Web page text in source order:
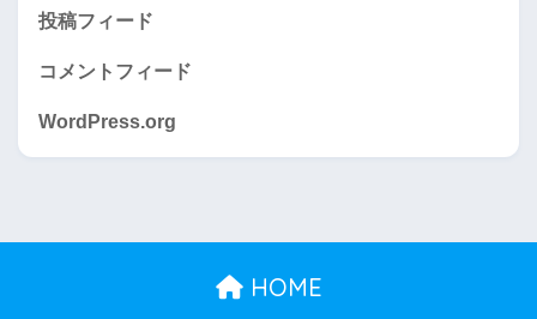
投稿フィード
コメントフィード
WordPress.org
HOME